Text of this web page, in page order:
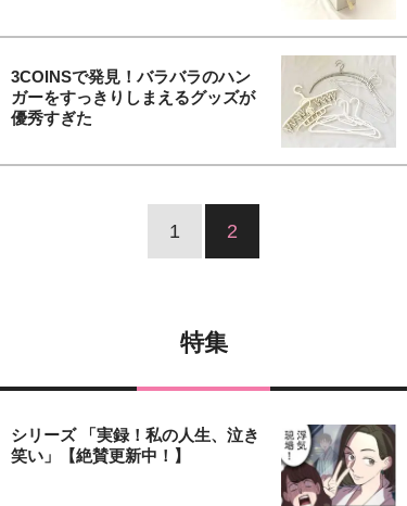
3COINSで発見！バラバラのハン
ガーをすっきりしまえるグッズが
優秀すぎた
1 2
特集
シリーズ 「実録！私の人生、泣き
笑い」【絶賛更新中！】